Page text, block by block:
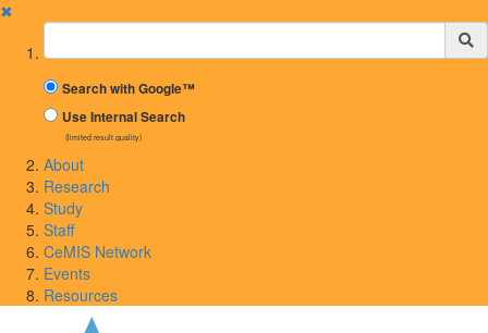
✖
Suchbegriff
Search with Google™
Use Internal Search
(limited result quality)
About
Research
Study
Staff
CeMIS Network
Events
Resources